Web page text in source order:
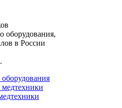
оборудования,
в России